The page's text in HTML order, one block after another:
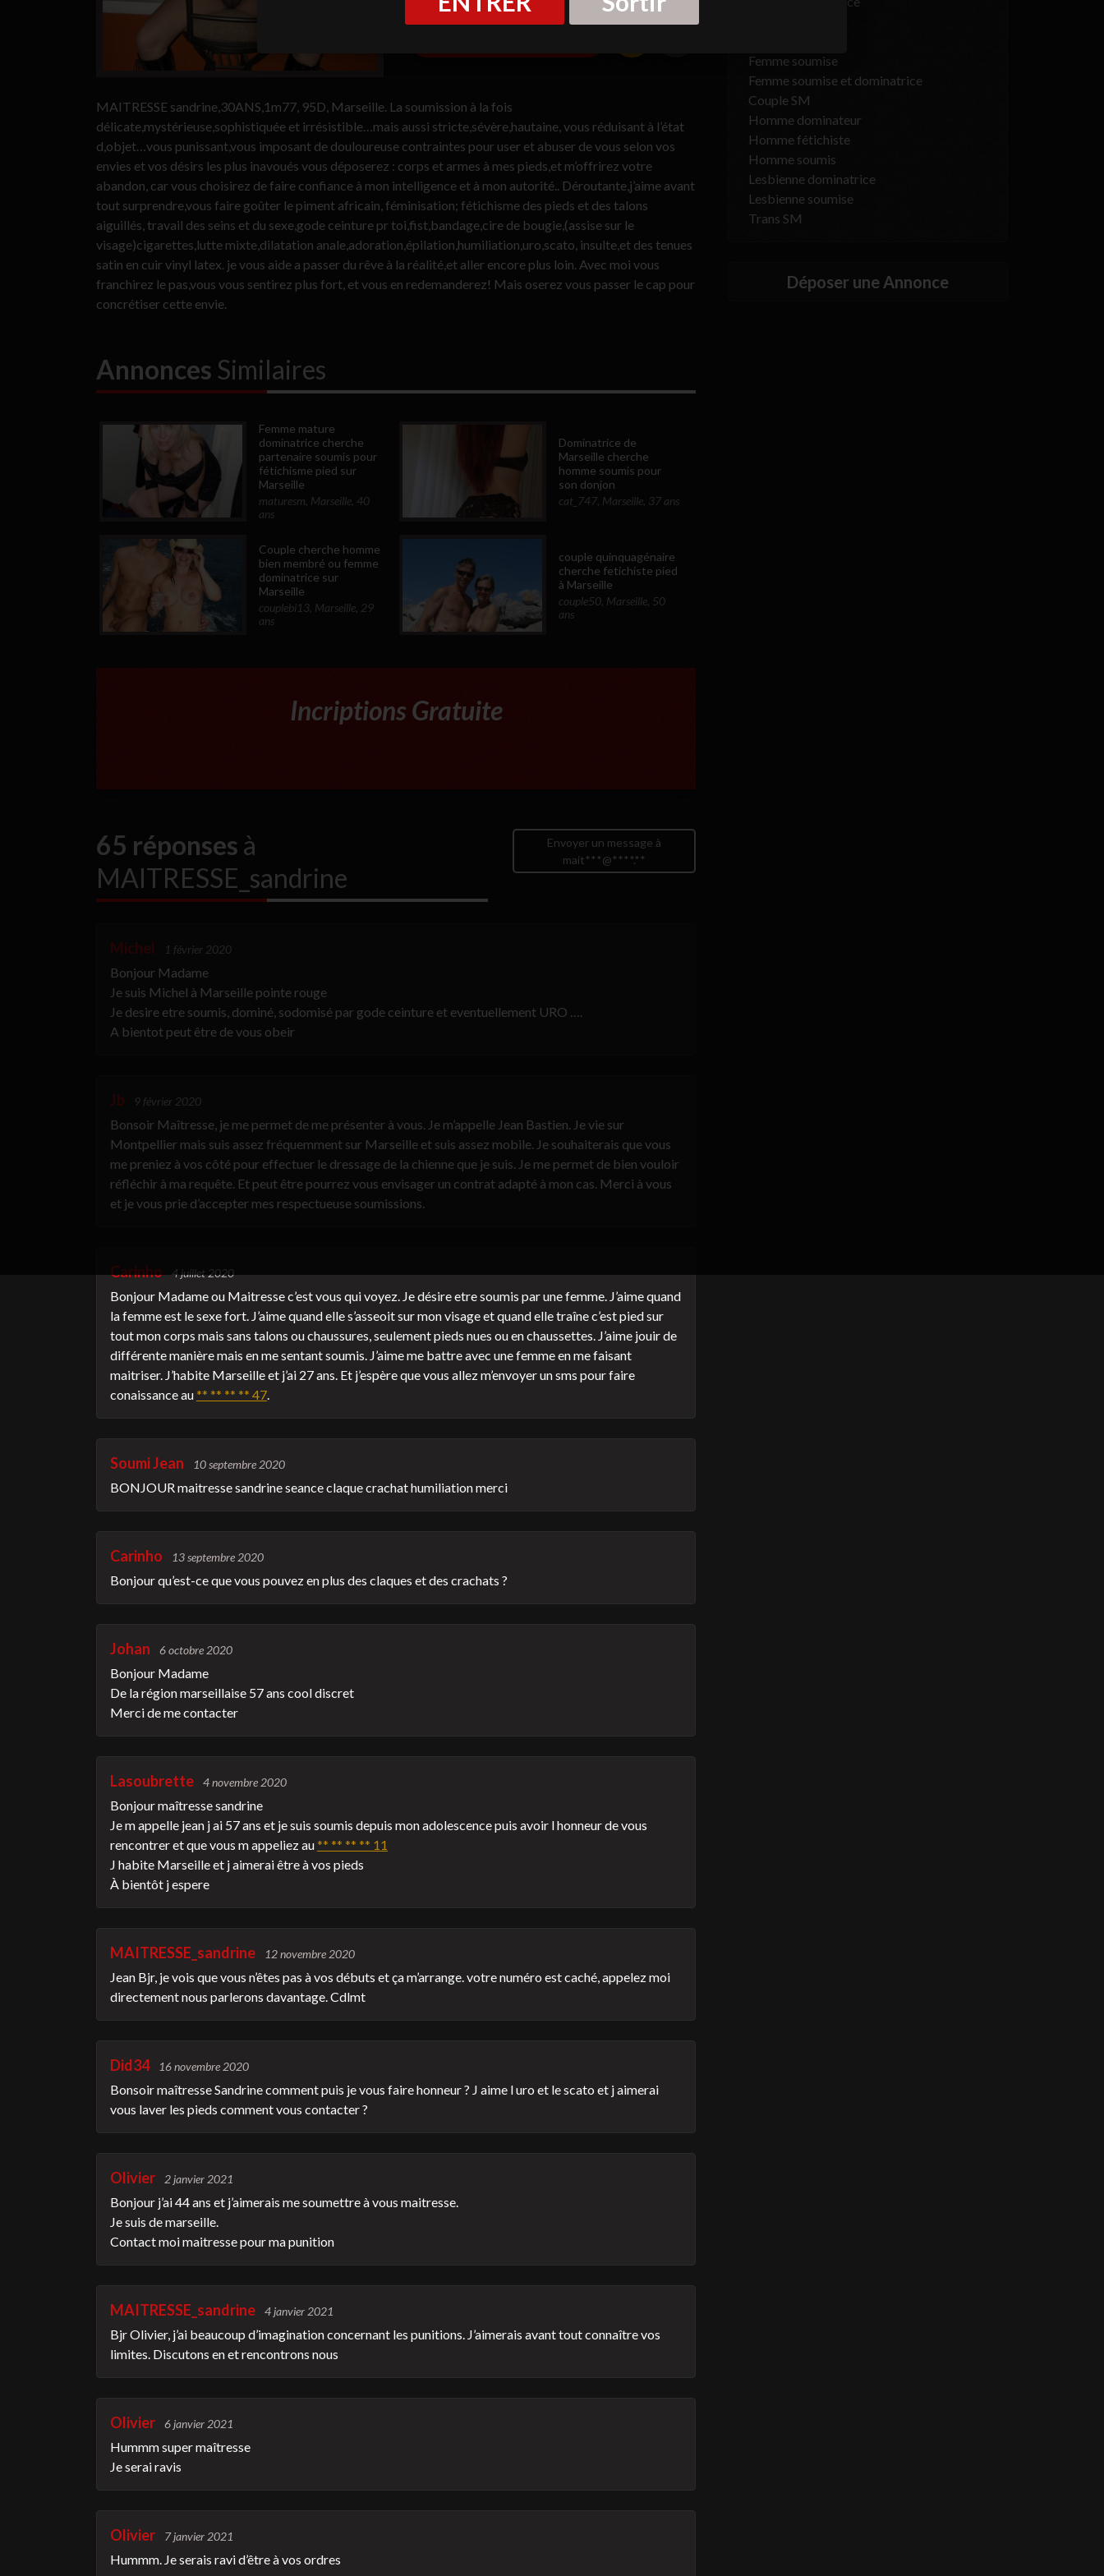
MAITRESSE sandrine,30ANS,1m77, 95D, Marseille. La soumission à la fois
délicate,mystérieuse,sophistiquée et irrésistible…mais aussi stricte,sévère,hautaine, vous réduisant à l’état
d,objet…vous punissant,vous imposant de douloureuse contraintes pour user et abuser de vous selon vos
envies et vos désirs les plus inavoués vous déposerez : corps et armes à mes pieds,et m’offrirez votre
abandon, car vous choisirez de faire confiance à mon intelligence et à mon autorité.. Déroutante,j’aime avant
tout surprendre,vous faire goûter le piment africain, féminisation; fétichisme des pieds et des talons
aiguillés, travail des seins et du sexe,gode ceinture pr toi,fist,bandage,cire de bougie,(assise sur le
visage)cigarettes,lutte mixte,dilatation anale,adoration,épilation,humiliation,uro,scato, insulte,et des tenues
satin en cuir vinyl latex. je vous aide a passer du rêve à la réalité,et aller encore plus loin. Avec moi vous
franchirez le pas,vous vous sentirez plus fort, et vous en redemanderez! Mais oserez vous passer le cap pour
concrétiser cette envie.
Annonces Similaires
Femme mature
dominatrice cherche
partenaire soumis pour
fétichisme pied sur
Marseille
maturesm Marseille, 40
ans
Dominatrice de
Marseille cherche
homme soumis pour
son donjon
cat_747, Marseille, 37 ans
Couple cherche homme
bien membré ou femme
dominatrice sur
Marseille
couplebi13 Marseille, 29
ans
couple quinquagénaire
cherche fetichiste pied
à Marseille
couple50, Marseille, 50
ans
Incriptions Gratuite
65 réponses à
MAITRESSE_sandrine
Envoyer un message à
mait***@****.**
Michel 1 février 2020
Bonjour Madame
Je suis Michel à Marseille pointe rouge
Je desire etre soumis, dominé, sodomisé par gode ceinture et eventuellement URO ….
A bientot peut être de vous obeir
Jb 9 février 2020
Bonsoir Maîtresse, je me permet de me présenter à vous. Je m’appelle Jean Bastien. Je vie sur
Montpellier mais suis assez fréquemment sur Marseille et suis assez mobile. Je souhaiterais que vous
me preniez à vos côté pour effectuer le dressage de la chienne que je suis. Je me permet de bien vouloir
réfléchir à ma requête. Et peut être pourrez vous envisager un contrat adapté à mon cas. Merci à vous
et je vous prie d’accepter mes respectueuse soumissions.
Carinho 4 juillet 2020
Bonjour Madame ou Maitresse c’est vous qui voyez. Je désire etre soumis par une femme. J’aime quand
la femme est le sexe fort. J’aime quand elle s’asseoit sur mon visage et quand elle traîne c’est pied sur
tout mon corps mais sans talons ou chaussures, seulement pieds nues ou en chaussettes. J’aime jouir de
différente manière mais en me sentant soumis. J’aime me battre avec une femme en me faisant
maitriser. J’habite Marseille et j’ai 27 ans. Et j’espère que vous allez m’envoyer un sms pour faire
conaissance au** ** ** ** 47.
Soumi Jean 10 septembre 2020
BONJOUR maitresse sandrine seance claque crachat humiliation merci
Carinho 13 septembre 2020
Bonjour qu’est-ce que vous pouvez en plus des claques et des crachats ?
Johan 6 octobre 2020
Bonjour Madame
De la région marseillaise 57 ans cool discret
Merci de me contacter
Lasoubrette 4 novembre 2020
Bonjour maîtresse sandrine
Je m appelle jean j ai 57 ans et je suis soumis depuis mon adolescence puis avoir l honneur de vous
rencontrer et que vous m appeliez au** ** ** ** 11
J habite Marseille et j aimerai être à vos pieds
À bientôt j espere
MAITRESSE_sandrine 12 novembre 2020
Jean Bjr, je vois que vous n’êtes pas à vos débuts et ça m’arrange. votre numéro est caché, appelez moi
directement nous parlerons davantage. Cdlmt
Did34 16 novembre 2020
Bonsoir maîtresse Sandrine comment puis je vous faire honneur ? J aime l uro et le scato et j aimerai
vous laver les pieds comment vous contacter ?
Olivier 2 janvier 2021
Bonjour j’ai 44 ans et j’aimerais me soumettre à vous maitresse.
Je suis de marseille.
Contact moi maitresse pour ma punition
MAITRESSE_sandrine 4 janvier 2021
Bjr Olivier, j’ai beaucoup d’imagination concernant les punitions. J’aimerais avant tout connaître vos
limites. Discutons en et rencontrons nous
Olivier 6 janvier 2021
Hummm super maîtresse
Je serai ravis
Olivier 7 janvier 2021
Hummm. Je serais ravi d’être à vos ordres
Femme soumise
Femme soumise et dominatrice
Couple SM
Homme dominateur
Homme fétichiste
Homme soumis
Lesbienne dominatrice
Lesbienne soumise
Trans SM
Déposer une Annonce